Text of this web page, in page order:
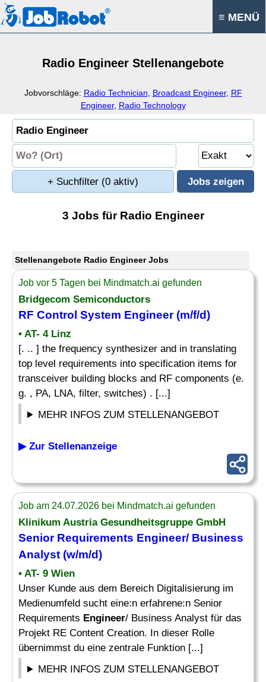
≡ MENÜ
Radio Engineer Stellenangebote
Jobvorschläge: Radio Technician Broadcast Engineer, RF
Engineer, Radio Technology
+ Suchfilter (0 aktiv)
3 Jobs für Radio Engineer
Stellenangebote Radio Engineer Jobs
Job vor 5 Tagen bei Mindmatch.ai gefunden
Bridgecom Semiconductors
RF Control System Engineer(m/f/d)
• AT- 4 Linz
[. .. ] the frequency synthesizer and in translating
top level requirements into specification items for
transceiver building blocks and RF components (e.
g. , PA, LNA, filter, switches) . [...]
MEHR INFOS ZUM STELLENANGEBOT
▶ Zur Stellenanzeige
Job am 24.07.2026 bei Mindmatch.ai gefunden
Klinikum Austria Gesundheitsgruppe GmbH
Senior Requirements Engineer/ Business
Analyst (w/m/d)
• AT- 9 Wien
Unser Kunde aus dem Bereich Digitalisierung im
Medienumfeld sucht eine:n erfahrene:n Senior
Requirements Engineer/ Business Analyst für das
Projekt RE Content Creation. In dieser Rolle
übernimmst du eine zentrale Funktion [...]
MEHR INFOS ZUM STELLENANGEBOT